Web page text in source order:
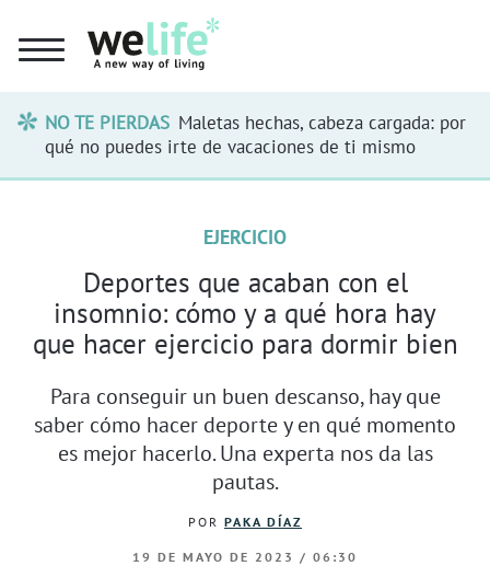
NO TE PIERDAS Maletas hechas, cabeza cargada: por
qué no puedes irte de vacaciones de ti mismo
EJERCICIO
Deportes que acaban con el
insomnio: cómo y a qué hora hay
que hacer ejercicio para dormir bien
Para conseguir un buen descanso, hay que
saber cómo hacer deporte y en qué momento
es mejor hacerlo. Una experta nos da las
pautas.
POR PAKA DÍAZ
19 DE MAYO DE 2023 / 06:30